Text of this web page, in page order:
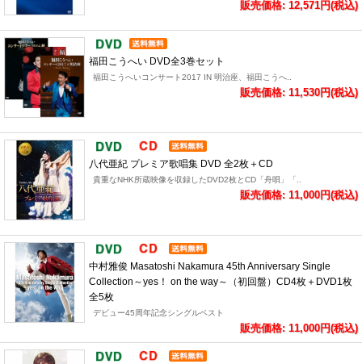
販売価格: 12,571円(税込)
福田こうへい DVD全3巻セット
福田こうへいコンサート2017 IN 明治座、福田こうへ..
販売価格: 11,530円(税込)
八代亜紀 プレミア歌唱集 DVD 全2枚＋CD
貴重なNHK所蔵映像を収録したDVD2枚とCD「舟唄」「..
販売価格: 11,000円(税込)
中村雅俊 Masatoshi Nakamura 45th Anniversary Single
Collection～yes！ on the way～（初回盤）CD4枚＋DVD1枚
全5枚
デビュー45周年記念シングルベスト
販売価格: 11,000円(税込)